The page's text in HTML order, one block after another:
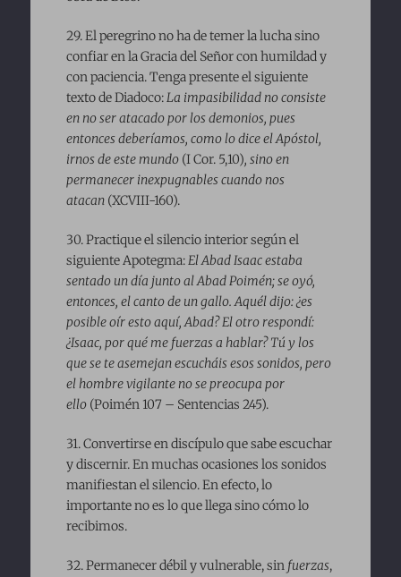
29. El peregrino no ha de temer la lucha sino
confiar en la Gracia del Señor con humildad y
con paciencia. Tenga presente el siguiente
texto de Diadoco:La impasibilidad no consiste
en no ser atacado por los demonios, pues
entonces deberíamos, como lo dice el Apóstol,
irnos de este mundo(I Cor. 5,10), sino en
permanecer inexpugnables cuando nos
atacan (XCVIII-160).
30. Practique el silencio interior según el
siguiente Apotegma:El Abad Isaac estaba
sentado un día junto al Abad Poimén; se oyó,
entonces, el canto de un gallo. Aquél dijo: ¿es
posible oír esto aquí, Abad? El otro respondí:
¿Isaac, por qué me fuerzas a hablar? Tú y los
que se te asemejan escucháis esos sonidos, pero
el hombre vigilante no se preocupa por
ello (Poimén 107 – Sentencias 245).
31. Convertirse en discípulo que sabe escuchar
y discernir. En muchas ocasiones los sonidos
manifiestan el silencio. En efecto, lo
importante no es lo que llega sino cómo lo
recibimos.
32. Permanecer débil y vulnerable, sin fuerzas,